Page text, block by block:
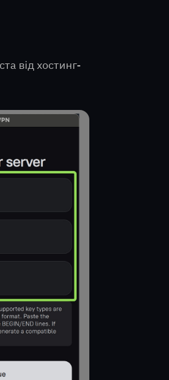
від хостинг-